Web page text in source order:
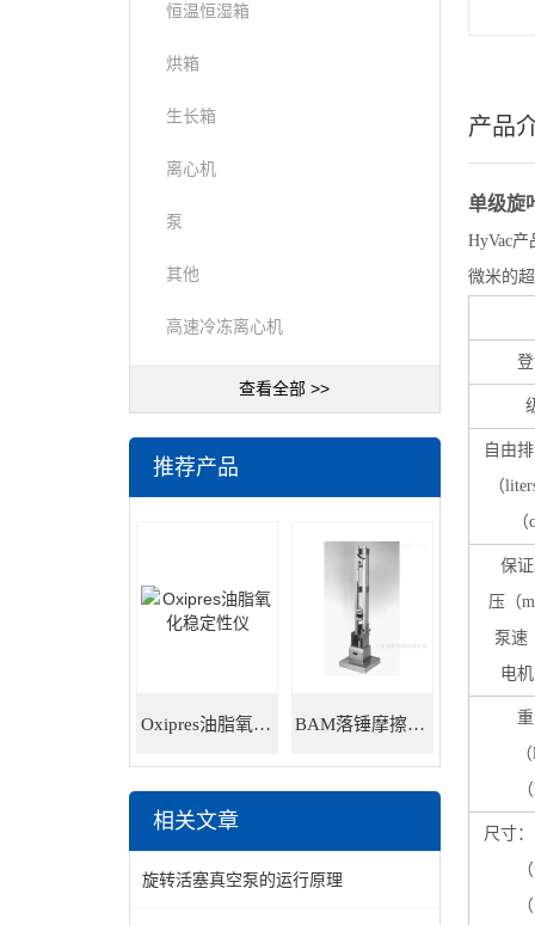
恒温恒湿箱
烘箱
生长箱
离心机
泵
其他
高速冷冻离心机
查看全部 >>
推荐产品
Oxipres油脂氧化稳定性仪 BAM落锤摩擦感度仪
相关文章
旋转活塞真空泵的运行原理
产品
单级旋
HyVac
微米的
自由
（
保
压（
泵速
电
尺寸